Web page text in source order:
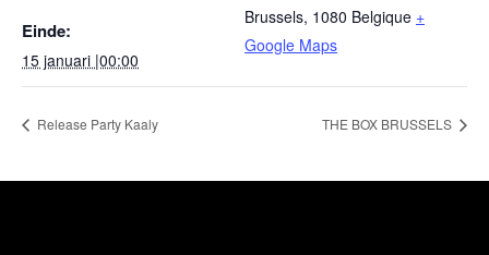
Einde:
15 januari |00:00
Brussels, 1080 Belgique +
Google Maps
Release Party Kaaly THE BOX BRUSSELS